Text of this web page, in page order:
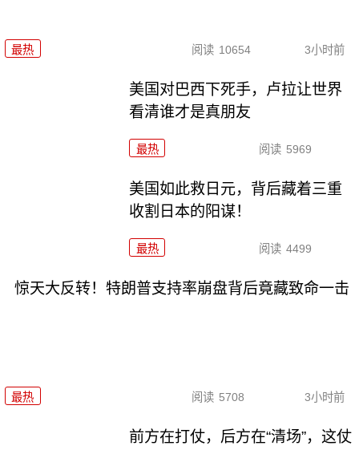
最热 阅读 10654 3小时前
美国对巴西下死手，卢拉让世界
看清谁才是真朋友
最热 阅读 5969
美国如此救日元，背后藏着三重
收割日本的阳谋！
最热 阅读 4499
惊天大反转！特朗普支持率崩盘背后竟藏致命一击
最热 阅读 5708 3小时前
前方在打仗，后方在“清场”，这仗